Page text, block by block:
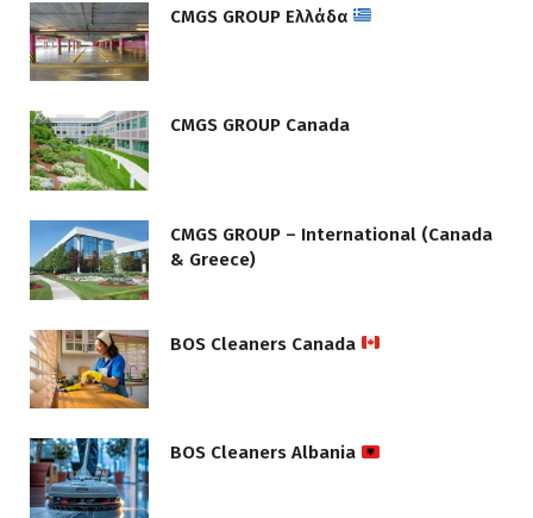
CMGS GROUP Ελλάδα
CMGS GROUP Canada
CMGS GROUP – International (Canada
& Greece)
BOS Cleaners Canada
BOS Cleaners Albania